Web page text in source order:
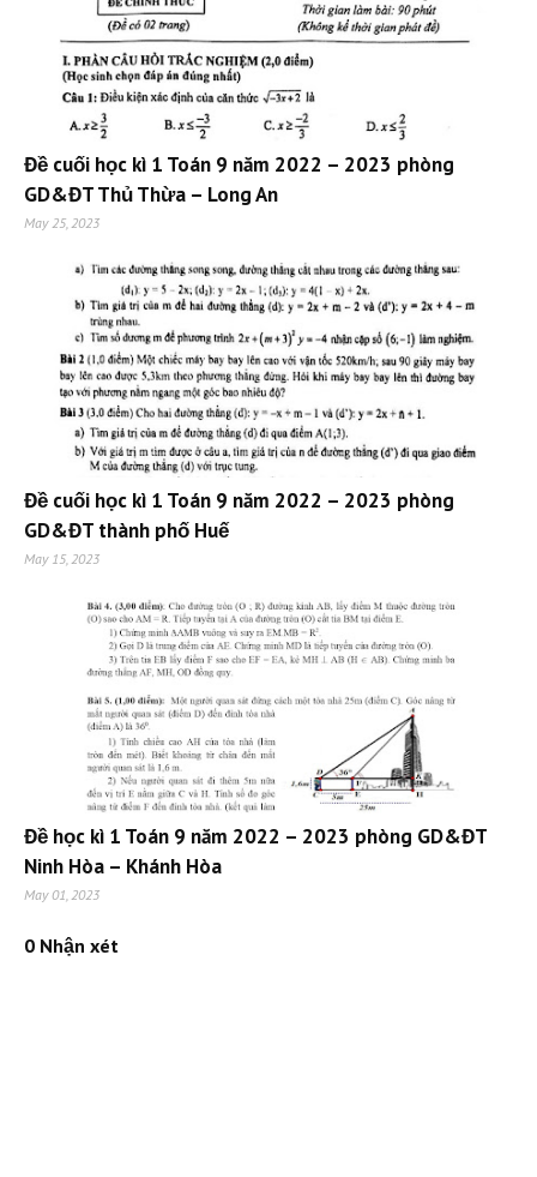
Đề cuối học kì 1 Toán 9 năm 2022 – 2023 phòng
GD&ĐT Thủ Thừa – Long An
May 25, 2023
Đề cuối học kì 1 Toán 9 năm 2022 – 2023 phòng
GD&ĐT thành phố Huế
May 15, 2023
Đề học kì 1 Toán 9 năm 2022 – 2023 phòng GD&ĐT
Ninh Hòa – Khánh Hòa
May 01, 2023
0 Nhận xét